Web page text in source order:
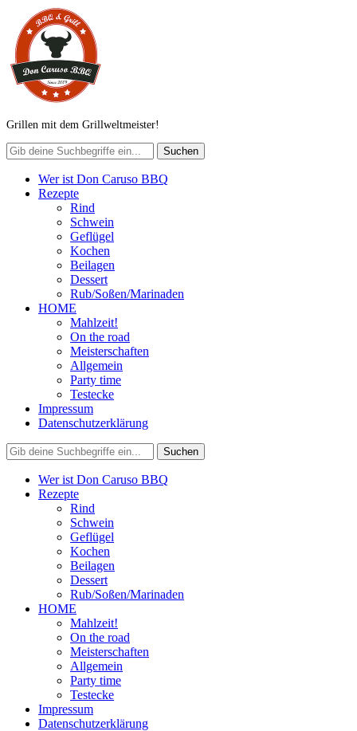
Grillen mit dem Grillweltmeister!
Wer ist Don Caruso BBQ
Rezepte
Rind
Schwein
Geflügel
Kochen
Beilagen
Dessert
Rub/Soßen/Marinaden
HOME
Mahlzeit!
On the road
Meisterschaften
Allgemein
Party time
Testecke
Impressum
Datenschutzerklärung
Wer ist Don Caruso BBQ
Rezepte
Rind
Schwein
Geflügel
Kochen
Beilagen
Dessert
Rub/Soßen/Marinaden
HOME
Mahlzeit!
On the road
Meisterschaften
Allgemein
Party time
Testecke
Impressum
Datenschutzerklärung